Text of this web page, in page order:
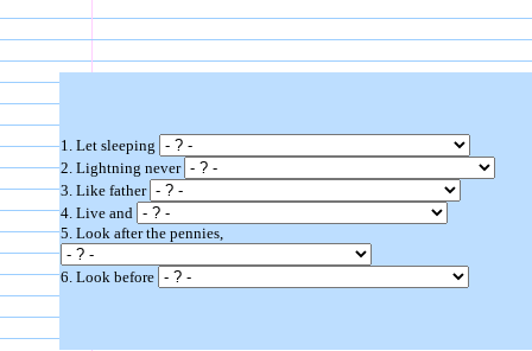
1. Let sleeping
2. Lightning never
3. Like father
4. Live and
5. Look after the pennies,
6. Look before